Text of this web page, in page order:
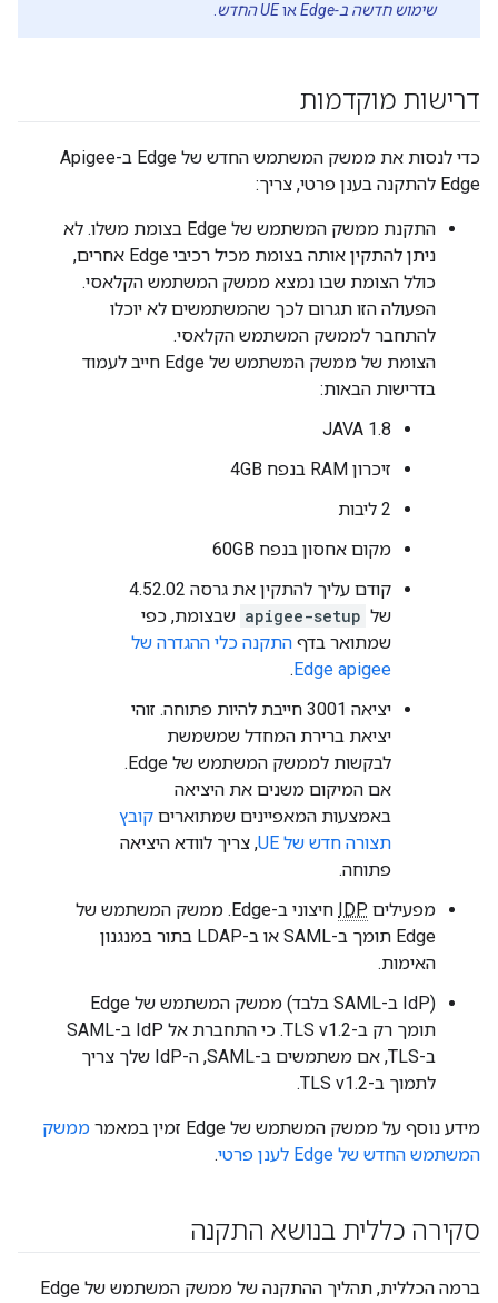
שימוש חדשה ב-Edge
אוUE החדש
דרישות מוקדמות
כדי לנסות את ממשק המשתמש החדש של Edge ב-Apigee
Edge להתקנה בענן פרטי, צריך:
התקנת ממשק המשתמש של Edge בצומת משלו. לא
ניתן להתקין אותה בצומת מכיל רכיבי Edge אחרים,
כולל הצומת שבו נמצא ממשק המשתמש הקלאסי.
הפעולה הזו תגרום לכך שהמשתמשים לא יוכלו
להתחבר לממשק המשתמש הקלאסי.
הצומת של ממשק המשתמש של Edge חייב לעמוד
בדרישות הבאות:
JAVA 1.8
זיכרון RAM בנפח 4GB
2 ליבות
מקום אחסון בנפח 60GB
קודם עליך להתקין את גרסה 4.52.02
של apigee-setup שבצומת, כפי
שמתואר בדף התקנה כלי ההגדרה של
Edge apigee
.
יציאה 3001 חייבת להיות פתוחה. זוהי
יציאת ברירת המחדל שמשמשת
לבקשות לממשק המשתמש של Edge.
אם המיקום משנים את היציאה
באמצעות המאפיינים שמתוארים קובץ
תצורה חדש של UE
, צריך לוודא היציאה
פתוחה.
מפעילים IDP
חיצוני ב-Edge. ממשק המשתמש של
Edge תומך ב-SAML או ב-LDAP בתור במנגנון
האימות.
(IdP ב-SAML בלבד) ממשק המשתמש של Edge
תומך רק ב-TLS v1.2. כי התחברת אל IdP ב-SAML
ב-TLS, אם משתמשים ב-SAML, ה-IdP שלך צריך
לתמוך ב-TLS v1.2.
מידע נוסף על ממשק המשתמש של Edge זמין במאמר
ממשק
המשתמש החדש של Edge לענן פרטי
.
סקירה כללית בנושא התקנה
ברמה הכללית, תהליך ההתקנה של ממשק המשתמש של Edge